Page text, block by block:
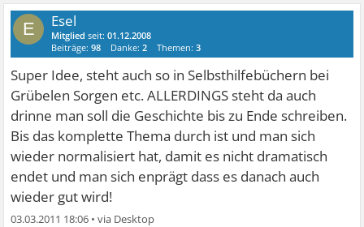
E Esel
Mitglied seit:01.12.2008
Beiträge:98 Danke:2 Themen:3
Super Idee, steht auch so in Selbsthilfebüchern bei
Grübelen Sorgen etc. ALLERDINGS steht da auch
drinne man soll die Geschichte bis zu Ende schreiben.
Bis das komplette Thema durch ist und man sich
wieder normalisiert hat, damit es nicht dramatisch
endet und man sich enprägt dass es danach auch
wieder gut wird!
03.03.2011 18:06 •